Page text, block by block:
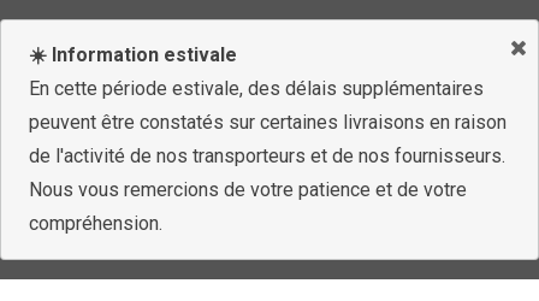
☀️ Information estivale
En cette période estivale, des délais supplémentaires
peuvent être constatés sur certaines livraisons en raison
de l'activité de nos transporteurs et de nos fournisseurs.
Nous vous remercions de votre patience et de votre
compréhension.